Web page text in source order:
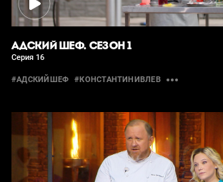
АДСКИЙ ШЕФ. СЕЗОН 1
Серия 16
#АДСКИЙШЕФ #КОНСТАНТИНИВЛЕВ